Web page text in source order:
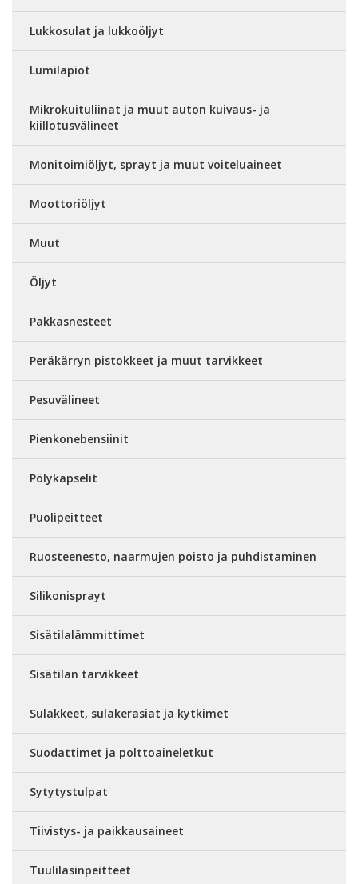
Lukkosulat ja lukkoöljyt
Lumilapiot
Mikrokuituliinat ja muut auton kuivaus- ja
kiillotusvälineet
Monitoimiöljyt, sprayt ja muut voiteluaineet
Moottoriöljyt
Muut
Öljyt
Pakkasnesteet
Peräkärryn pistokkeet ja muut tarvikkeet
Pesuvälineet
Pienkonebensiinit
Pölykapselit
Puolipeitteet
Ruosteenesto, naarmujen poisto ja puhdistaminen
Silikonisprayt
Sisätilalämmittimet
Sisätilan tarvikkeet
Sulakkeet, sulakerasiat ja kytkimet
Suodattimet ja polttoaineletkut
Sytytystulpat
Tiivistys- ja paikkausaineet
Tuulilasinpeitteet